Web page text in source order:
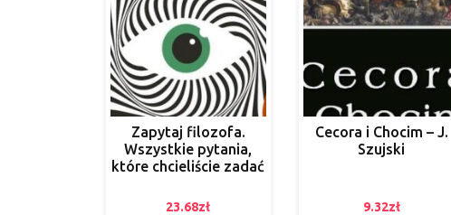
Zapytaj filozofa.
Wszystkie pytania,
które chcieliście zadać
23.68zł
Cecora i Chocim – J.
Szujski
9.32zł